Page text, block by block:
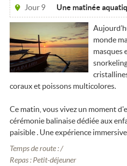
Jour 9 Une matinée
monde
masques
coraux et poissons multicolores.
Ce matin, vous vivez un moment
cérémonie balinaise dédiée aux
paisible . Une expérience
Temps de route : /
Repas : Petit-déjeuner